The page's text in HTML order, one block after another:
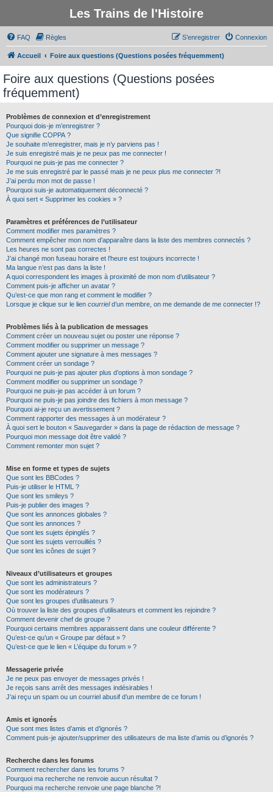
Les Trains de l'Histoire
FAQ Règles Connexion
S’enregistrer
Accueil Foire aux questions (Questions posées fréquemment)
Foire aux questions (Questions posées
fréquemment)
Problèmes de connexion et d’enregistrement
Pourquoi dois-je m’enregistrer ?
Que signifie COPPA ?
Je souhaite m’enregistrer, mais je n’y parviens pas !
Je suis enregistré mais je ne peux pas me connecter !
Pourquoi ne puis-je pas me connecter ?
Je me suis enregistré par le passé mais je ne peux plus me connecter ?!
J’ai perdu mon mot de passe !
Pourquoi suis-je automatiquement déconnecté ?
À quoi sert « Supprimer les cookies » ?
Paramètres et préférences de l’utilisateur
Comment modifier mes paramètres ?
Comment empêcher mon nom d’apparaître dans la liste des membres connectés ?
Les heures ne sont pas correctes !
J’ai changé mon fuseau horaire et l’heure est toujours incorrecte !
Ma langue n’est pas dans la liste !
A quoi correspondent les images à proximité de mon nom d’utilisateur ?
Comment puis-je afficher un avatar ?
Qu’est-ce que mon rang et comment le modifier ?
Lorsque je clique sur le lien courrield’un membre, on me demande de me connecter !?
Problèmes liés à la publication de messages
Comment créer un nouveau sujet ou poster une réponse ?
Comment modifier ou supprimer un message ?
Comment ajouter une signature à mes messages ?
Comment créer un sondage ?
Pourquoi ne puis-je pas ajouter plus d’options à mon sondage ?
Comment modifier ou supprimer un sondage ?
Pourquoi ne puis-je pas accéder à un forum ?
Pourquoi ne puis-je pas joindre des fichiers à mon message ?
Pourquoi ai-je reçu un avertissement ?
Comment rapporter des messages à un modérateur ?
À quoi sert le bouton « Sauvegarder » dans la page de rédaction de message ?
Pourquoi mon message doit être validé ?
Comment remonter mon sujet ?
Mise en forme et types de sujets
Que sont les BBCodes ?
Puis-je utiliser le HTML ?
Que sont les smileys ?
Puis-je publier des images ?
Que sont les annonces globales ?
Que sont les annonces ?
Que sont les sujets épinglés ?
Que sont les sujets verrouillés ?
Que sont les icônes de sujet ?
Niveaux d’utilisateurs et groupes
Que sont les administrateurs ?
Que sont les modérateurs ?
Que sont les groupes d’utilisateurs ?
Où trouver la liste des groupes d’utilisateurs et comment les rejoindre ?
Comment devenir chef de groupe ?
Pourquoi certains membres apparaissent dans une couleur différente ?
Qu’est-ce qu’un « Groupe par défaut » ?
Qu’est-ce que le lien « L’équipe du forum » ?
Messagerie privée
Je ne peux pas envoyer de messages privés !
Je reçois sans arrêt des messages indésirables !
J’ai reçu un spam ou un courriel abusif d’un membre de ce forum !
Amis et ignorés
Que sont mes listes d’amis et d’ignorés ?
Comment puis-je ajouter/supprimer des utilisateurs de ma liste d’amis ou d’ignorés ?
Recherche dans les forums
Comment rechercher dans les forums ?
Pourquoi ma recherche ne renvoie aucun résultat ?
Pourquoi ma recherche renvoie une page blanche ?!